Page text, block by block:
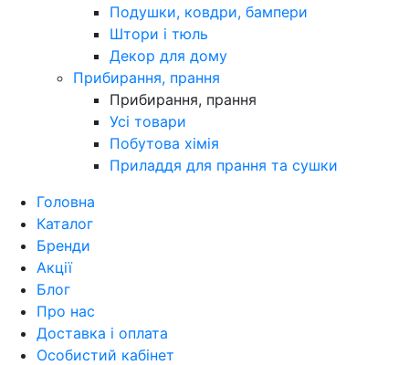
Подушки, ковдри, бампери
Штори і тюль
Декор для дому
Прибирання, прання
Прибирання, прання
Усі товари
Побутова хімія
Приладдя для прання та сушки
Головна
Каталог
Бренди
Акції
Блог
Про нас
Доставка і оплата
Особистий кабінет